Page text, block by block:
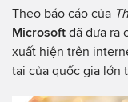
Theo báo cáo của
Microsoft đã đưa ra
xuất hiện trên
tại của quốc gia lớn